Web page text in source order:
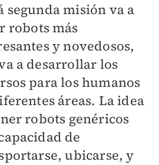
segunda misión va a
robots más
y novedosos,
a desarrollar los
para los humanos
áreas. La idea
robots genéricos
de
ubicarse, y